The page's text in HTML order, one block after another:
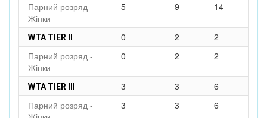
Парний розряд -
Жінки
5 9 14
WTA TIER II 0 2
2
Парний розряд -
Жінки
0 2 2
WTA TIER III 3 3
6
Парний розряд -
3 3 6